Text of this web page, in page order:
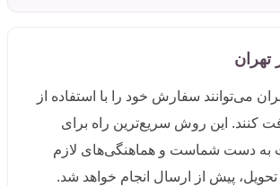
تهران
می‌توانند سفارش خود را با استفاده از
کنند. این روش سریع‌ترین راه برای
به دست شماست و هماهنگی‌های لازم
پیش از ارسال انجام خواهد شد.